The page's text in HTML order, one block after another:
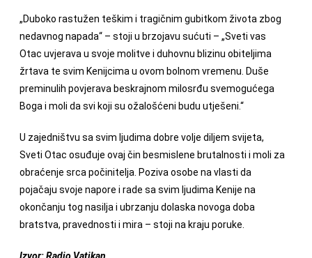
„Duboko rastužen teškim i tragičnim gubitkom života zbog
nedavnog napada“ – stoji u brzojavu sućuti – „Sveti vas
Otac uvjerava u svoje molitve i duhovnu blizinu obiteljima
žrtava te svim Kenijcima u ovom bolnom vremenu. Duše
preminulih povjerava beskrajnom milosrđu svemogućega
Boga i moli da svi koji su ožalošćeni budu utješeni.“
U zajedništvu sa svim ljudima dobre volje diljem svijeta,
Sveti Otac osuđuje ovaj čin besmislene brutalnosti i moli za
obraćenje srca počinitelja. Poziva osobe na vlasti da
pojačaju svoje napore i rade sa svim ljudima Kenije na
okončanju tog nasilja i ubrzanju dolaska novoga doba
bratstva, pravednosti i mira – stoji na kraju poruke.
Izvor: Radio Vatikan